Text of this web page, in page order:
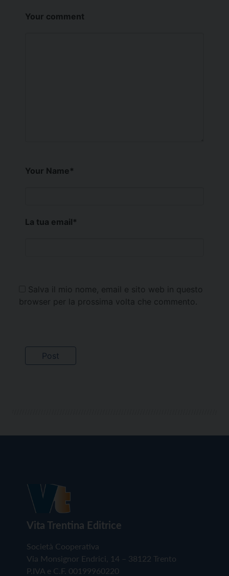
Your comment
Your Name*
La tua email*
Salva il mio nome, email e sito web in questo
browser per la prossima volta che commento.
Vita Trentina Editrice
Società Cooperativa
Via Monsignor Endrici, 14 – 38122 Trento
P.IVA e C.F. 00199960220